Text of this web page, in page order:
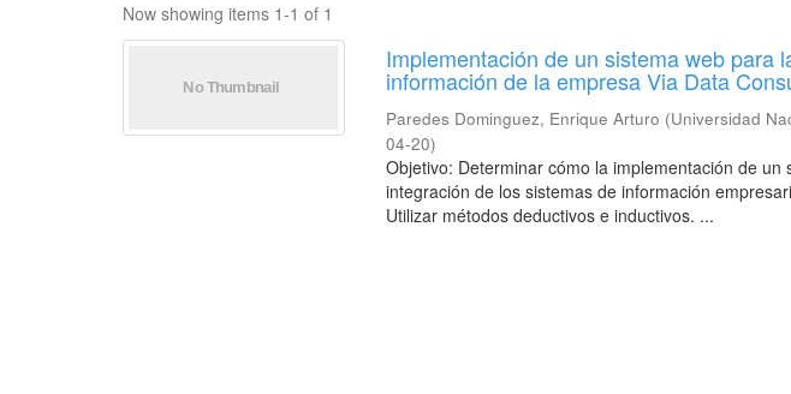
Now showing items 1-1 of 1
Implementación de un sistema web para
información de la empresa Via Data
Paredes Dominguez, Enrique Arturo (Universidad
04-20)
Objetivo: Determinar cómo la implementación de
integración de los sistemas de información
Utilizar métodos deductivos e inductivos. ...